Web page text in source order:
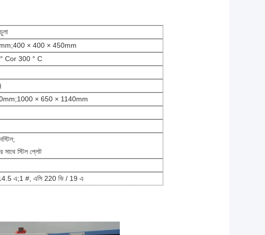
× 400 × 450mm
Cor 300 ° C
× 650 × 1140mm
সাথে স্টিল প্লেট
এ;1 #, এসি 220 ভি / 19 এ